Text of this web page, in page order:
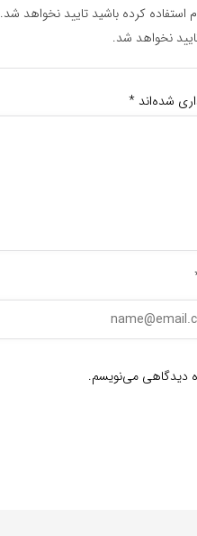
استفاده کرده باشید تایید نخواهد شد.
نخواهد شد.
شده‌اند *
دیدگاهی می‌نویسم.